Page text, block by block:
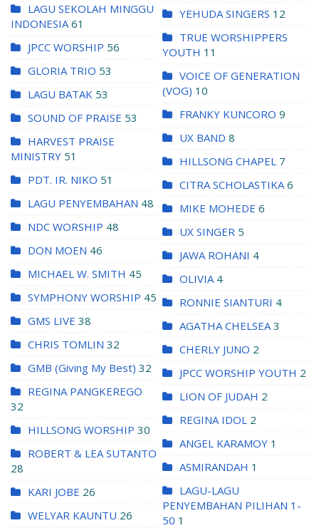
LAGU SEKOLAH MINGGU
INDONESIA 61
JPCC WORSHIP 56
GLORIA TRIO 53
LAGU BATAK 53
SOUND OF PRAISE 53
HARVEST PRAISE
MINISTRY 51
PDT. IR. NIKO 51
LAGU PENYEMBAHAN 48
NDC WORSHIP 48
DON MOEN 46
MICHAEL W. SMITH 45
SYMPHONY WORSHIP 45
GMS LIVE 38
CHRIS TOMLIN 32
GMB (Giving My Best) 32
REGINA PANGKEREGO
32
HILLSONG WORSHIP 30
ROBERT & LEA SUTANTO
28
KARI JOBE 26
WELYAR KAUNTU 26
YEHUDA SINGERS 12
TRUE WORSHIPPERS
YOUTH 11
VOICE OF GENERATION
(VOG) 10
FRANKY KUNCORO 9
UX BAND 8
HILLSONG CHAPEL 7
CITRA SCHOLASTIKA 6
MIKE MOHEDE 6
UX SINGER 5
JAWA ROHANI 4
OLIVIA 4
RONNIE SIANTURI 4
AGATHA CHELSEA 3
CHERLY JUNO 2
JPCC WORSHIP YOUTH 2
LION OF JUDAH 2
REGINA IDOL 2
ANGEL KARAMOY 1
ASMIRANDAH 1
LAGU-LAGU
PENYEMBAHAN PILIHAN 1-
50 1